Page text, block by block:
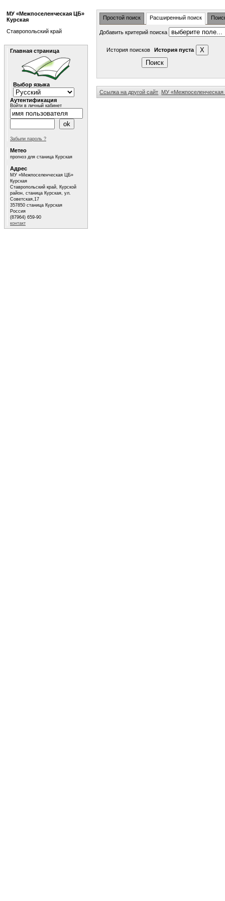
Простой поиск Расширенный поиск
Добавить критерий поиска
История поисков История пуста
Ссылка на другой сайт МУ «Межпоселенческая
МУ «Межпоселенческая ЦБ»
Курская
Ставропольский край
Главная страница
Выбор языка
Аутентификация
Войти в личный кабинет
Забыли пароль ?
Метео
прогноз для станица Курская
Адрес
МУ «Межпоселенческая ЦБ»
Курская
Ставропольский край, Курской
район, станица Курская, ул.
Советская,17
357850 станица Курская
Россия
(87964) 659-90
контакт